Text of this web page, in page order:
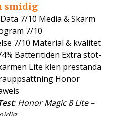
smidig
7/10 Media & Skärm
7/10
7/10 Material & kvalitet
Batteritiden Extra stöt-
Lite klen prestanda
Honor
: Honor Magic 8 Lite –